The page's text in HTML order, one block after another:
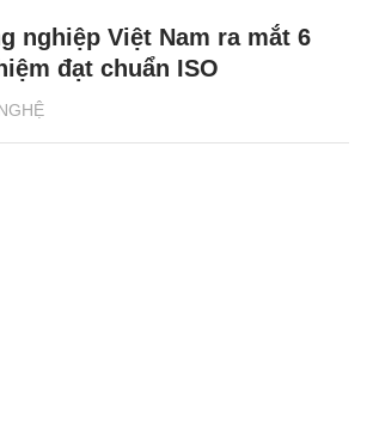
nghiệp Việt Nam ra mắt 6
đạt chuẩn ISO